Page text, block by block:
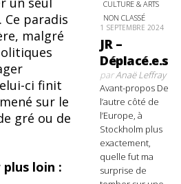
Ce paradis
malgré
ci finit
sur le
gré ou de
loin :
CULTURE & ARTS
NON CLASSÉ
1 SEPTEMBRE 2024
JR –
Déplacé.e.s
parAnaë Leffray
Avant-propos De
l’autre côté de
l’Europe, à
Stockholm plus
exactement,
quelle fut ma
surprise de